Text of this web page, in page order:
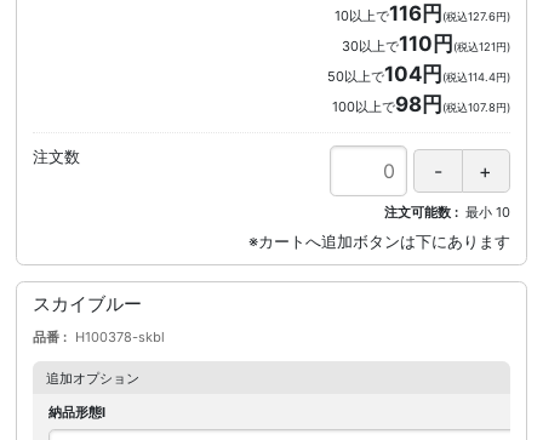
10以上で116円 (税込127.6円)
30以上で110円 (税込121円)
50以上で104円 (税込114.4円)
100以上で98円 (税込107.8円)
注文数
注文可能数 最小 10
スカイブルー
品番 H100378-skbl
追加オプション
納品形態I